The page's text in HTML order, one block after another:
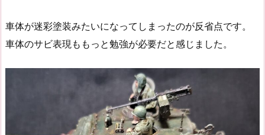
車体が迷彩塗装みたいになってしまったのが反省点です。
車体のサビ表現ももっと勉強が必要だと感じました。